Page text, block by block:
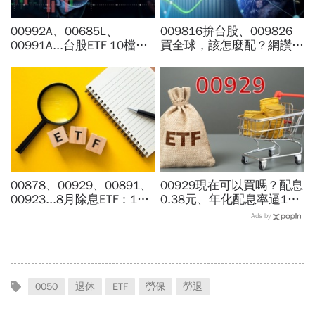
00992A、00685L、
00991A...台股ETF 10檔打
幅稱冠，達人認證選股實力
009816拚台股、009826
買全球，該怎麼配？網讚
海老牛說，這種人不適合
買？
00878、00929、00891、
00923...8月除息ETF：14
00929現在可以買嗎？配息
0.38元、年化配息率逼17%
超抗跌？阮慕驊：月配息買
Ads by
0050 退休 ETF 勞保 勞退